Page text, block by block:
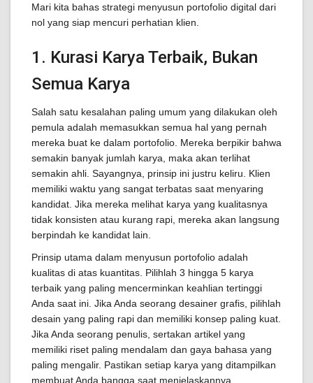
Mari kita bahas strategi menyusun portofolio digital dari
nol yang siap mencuri perhatian klien.
1. Kurasi Karya Terbaik, Bukan
Semua Karya
Salah satu kesalahan paling umum yang dilakukan oleh
pemula adalah memasukkan semua hal yang pernah
mereka buat ke dalam portofolio. Mereka berpikir bahwa
semakin banyak jumlah karya, maka akan terlihat
semakin ahli. Sayangnya, prinsip ini justru keliru. Klien
memiliki waktu yang sangat terbatas saat menyaring
kandidat. Jika mereka melihat karya yang kualitasnya
tidak konsisten atau kurang rapi, mereka akan langsung
berpindah ke kandidat lain.
Prinsip utama dalam menyusun portofolio adalah
kualitas di atas kuantitas. Pilihlah 3 hingga 5 karya
terbaik yang paling mencerminkan keahlian tertinggi
Anda saat ini. Jika Anda seorang desainer grafis, pilihlah
desain yang paling rapi dan memiliki konsep paling kuat.
Jika Anda seorang penulis, sertakan artikel yang
memiliki riset paling mendalam dan gaya bahasa yang
paling mengalir. Pastikan setiap karya yang ditampilkan
membuat Anda bangga saat menjelaskannya.